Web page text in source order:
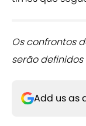
Os confrontos
serão
Add us as